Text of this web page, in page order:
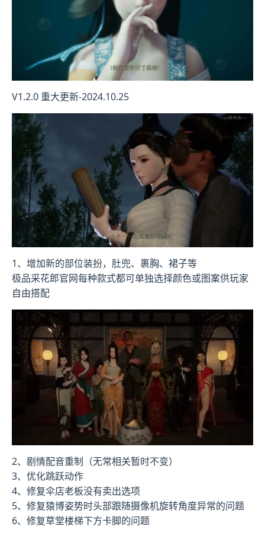
V1.2.0 重大更新-2024.10.25
1、增加新的部位装扮，肚兜、裹胸、裙子等
极品采花郎官网每种款式都可单独选择颜色或图案供玩家
自由搭配
2、剧情配音重制（无常相关暂时不变）
3、优化跳跃动作
4、修复伞店老板没有卖出选项
5、修复猿博姿势时头部跟随摄像机旋转角度异常的问题
6、修复草堂楼梯下方卡脚的问题